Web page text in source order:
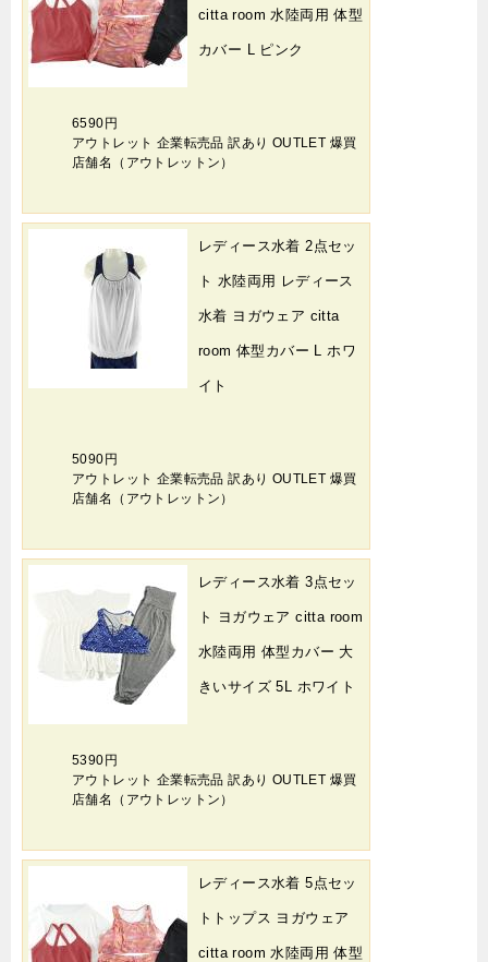
citta room 水陸両用 体型
カバー L ピンク
6590円
アウトレット 企業転売品 訳あり OUTLET 爆買
店舗名（アウトレットン）
レディース水着 2点セッ
ト 水陸両用 レディース
水着 ヨガウェア citta
room 体型カバー L ホワ
イト
5090円
アウトレット 企業転売品 訳あり OUTLET 爆買
店舗名（アウトレットン）
レディース水着 3点セッ
ト ヨガウェア citta room
水陸両用 体型カバー 大
きいサイズ 5L ホワイト
5390円
アウトレット 企業転売品 訳あり OUTLET 爆買
店舗名（アウトレットン）
レディース水着 5点セッ
トトップス ヨガウェア
citta room 水陸両用 体型